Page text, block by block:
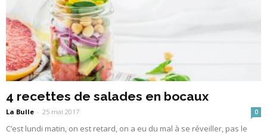
4 recettes de salades en bocaux
La Bulle - 25 mai 2017 0
C’est lundi matin, on est retard, on a eu du mal à se réveiller, pas le